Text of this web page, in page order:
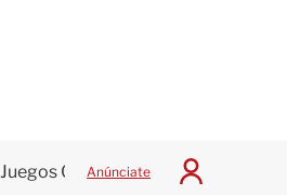
Juegos Centroamericanos
Anúnciate
I